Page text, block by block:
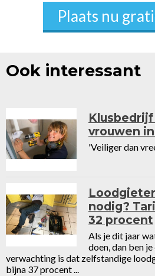
Plaats nu
Ook interessant
vrouwen
'Veiliger dan
nodig?
32 procent
Als je dit jaar
doen, dan ben
verwachting is dat zelfstandige
bijna 37 procent ...